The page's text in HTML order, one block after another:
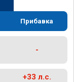
Прибавка
-
+33 л.с.